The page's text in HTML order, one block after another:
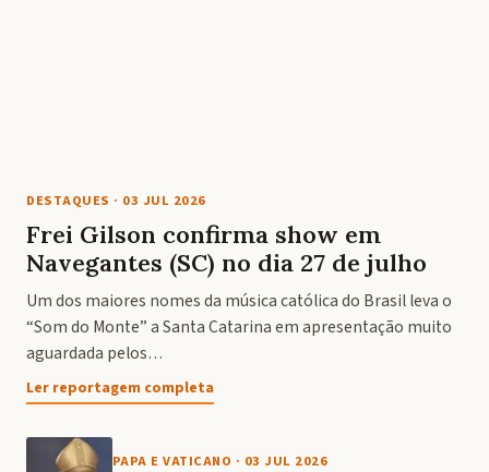
DESTAQUES · 03 JUL 2026
Frei Gilson confirma show em
Navegantes (SC) no dia 27 de julho
Um dos maiores nomes da música católica do Brasil leva o
“Som do Monte” a Santa Catarina em apresentação muito
aguardada pelos…
Ler reportagem completa
PAPA E VATICANO · 03 JUL 2026